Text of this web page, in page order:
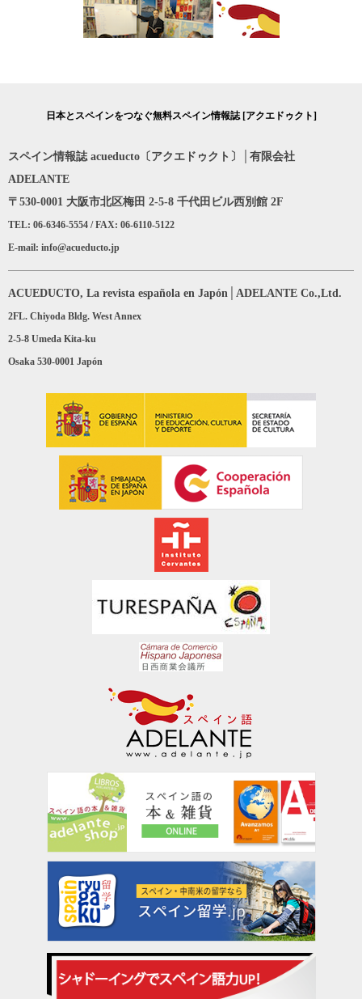
日本とスペインをつなぐ無料スペイン情報誌 [アクエドゥクト]
スペイン情報誌 acueducto〔アクエドゥクト〕│有限会社
ADELANTE
〒530-0001 大阪市北区梅田 2-5-8 千代田ビル西別館 2F
TEL: 06-6346-5554 / FAX: 06-6110-5122
E-mail: info@acueducto.jp
ACUEDUCTO, La revista española en Japón│ADELANTE Co.,Ltd.
2FL. Chiyoda Bldg. West Annex
2-5-8 Umeda Kita-ku
Osaka 530-0001 Japón